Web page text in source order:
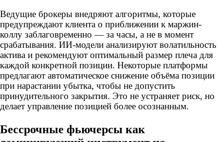
Ведущие брокеры внедряют алгоритмы, которые
предупреждают клиента о приближении к маржин-
коллу заблаговременно — за часы, а не в момент
срабатывания. ИИ-модели анализируют волатильность
актива и рекомендуют оптимальный размер плеча для
каждой конкретной позиции. Некоторые платформы
предлагают автоматическое снижение объёма позиции
при нарастании убытка, чтобы не допустить
принудительного закрытия. Это не устраняет риск, но
делает управление позицией более осознанным.
Бессрочные фьючерсы как